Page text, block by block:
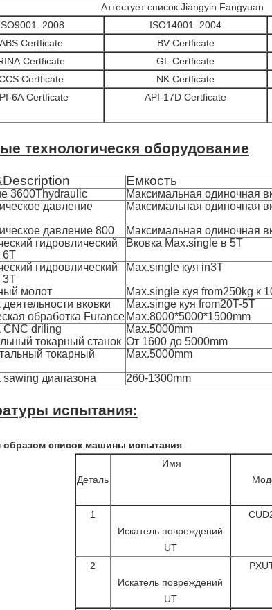
Аттестует список Jiangyin Fangyuan
2008
ISO14001: 2004
ABS Certficate
BV Certficate
Certficate
GL Certficate
Certficate
NK Certficate
6A Certficate
API-17D Certficate
технологическя оборудование
Емкость
3600Thydraulic Максимальная одиночная
давление
Максимальная одиночная
давление 800 Максимальная одиночная
гидровлический
6T
Вковка Max.single в 5T
гидровлический
3T
Max.single куя in3T
молот Max.single куя from250kg к
вковки
Max.singe куя from20T-5T
обработка Furance Max.8000*5000*1500mm
driling
Max.5000mm
токарный станок От 1600 до 5000mm
токарный
Max.5000mm
диапазона 260-1300mm
испытания:
образом список машины испытания
Деталь
Имя
1
Искатель повреждений
UT
2
Искатель повреждений
UT